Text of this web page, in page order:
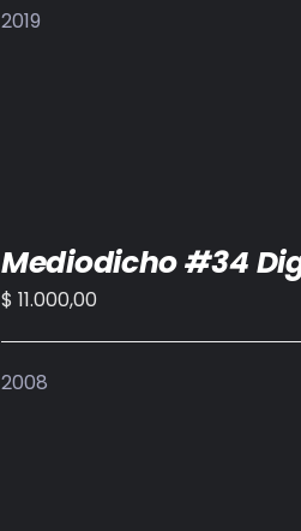
2019
Mediodicho #34
$ 11.000,00
2008